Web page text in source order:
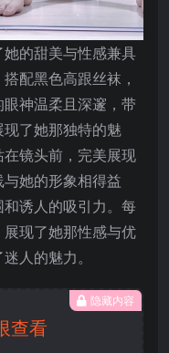
的甜美与性感兼具
配黑色高跟丝袜，
神温柔且深邃，带
了她那独特的魅
镜头前，完美展现
她的形象相得益
诱人的吸引力。每
现了她那性感与优
人的魅力。
隐藏内容
查看